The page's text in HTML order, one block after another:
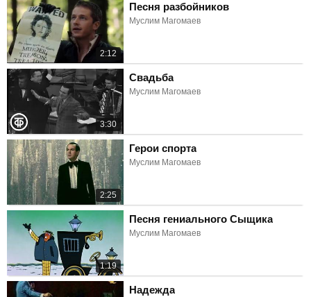
2:12
Песня разбойников
Муслим Магомаев
3:30
Свадьба
Муслим Магомаев
2:25
Герои спорта
Муслим Магомаев
1:19
Песня гениального Сыщика
Муслим Магомаев
Надежда